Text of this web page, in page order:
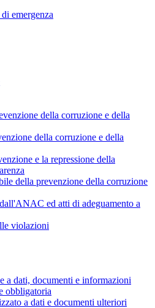
emergenza
della corruzione e della
della corruzione e della
e la repressione della
della prevenzione della corruzione
ed atti di adeguamento a
violazioni
a dati, documenti e informazioni
obbligatoria
a dati e documenti ulteriori